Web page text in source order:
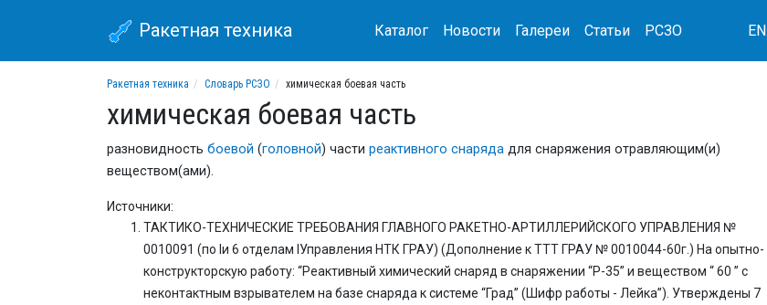
Ракетная техника Каталог Новости Галереи Статьи РСЗО EN
Ракетная техника Словарь РСЗО химическая боевая часть
химическая боевая часть
разновидность боевой (головной) части реактивного снаряда для снаряжения отравляющим(и)
веществом(ами).
Источники:
ТАКТИКО-ТЕХНИЧЕСКИЕ ТРЕБОВАНИЯ ГЛАВНОГО РАКЕТНО-АРТИЛЛЕРИЙСКОГО УПРАВЛЕНИЯ №
0010091 (по Iи 6 отделам IУправления НТК ГРАУ) (Дополнение к ТТТ ГРАУ № 0010044-60г.) На опытно-
конструкторскую работу: “Реактивный химический снаряд в снаряжении “Р-35” и веществом “ 60 ” с
неконтактным взрывателем на базе снаряда к системе “Град” (Шифр работы - Лейка”). Утверждены 7